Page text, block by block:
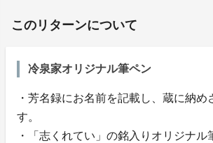
このリターンについて
冷泉家オリジナル筆ペン
・芳名録にお名前を記載し、蔵に納め
す。
・「志くれてい」の銘入りオリジナル